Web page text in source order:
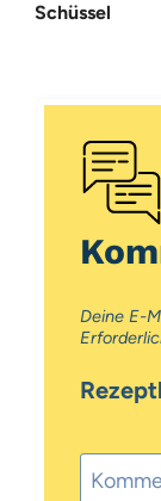
Schüssel
Deine E-